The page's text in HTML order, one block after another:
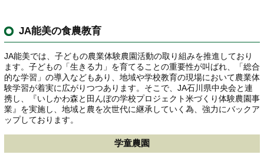
JA能美の食農教育
JA能美では、子どもの農業体験農園活動の取り組みを推進しており
ます。子どもの「生きる力」を育てることの重要性が叫ばれ、「総合
的な学習」の導入などもあり、地域や学校教育の現場において農業体
験学習が着実に広がりつつあります。そこで、JA石川県中央会と連
携し、『いしかわ森と田んぼの学校プロジェクト米づくり体験農園事
業』を実施し、地域と農を次世代に継承していく為、強力にバックア
ップしております。
学童農園